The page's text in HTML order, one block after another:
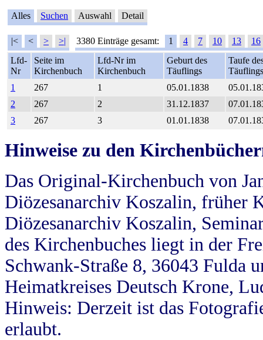
Alles Suchen Auswahl Detail
|< < > >| 3380 Einträge gesamt: 1 4 7 10 13
16
Lfd-
Nr
Seite im
Kirchenbuch
Lfd-Nr im
Kirchenbuch
Geburt des
Täuflings
Taufe
Täuflings
1
267 1 05.01.1838
2
267 2 31.12.1837
3
267 3 01.01.1838
Hinweise zu den
Das Original-Kirchenbuch von
Diözesanarchiv Koszalin, früher
Diözesanarchiv Koszalin,
des Kirchenbuches liegt in der
Schwank-Straße 8, 36043 Fulda
Heimatkreises Deutsch Krone,
Hinweis: Derzeit ist das
erlaubt.